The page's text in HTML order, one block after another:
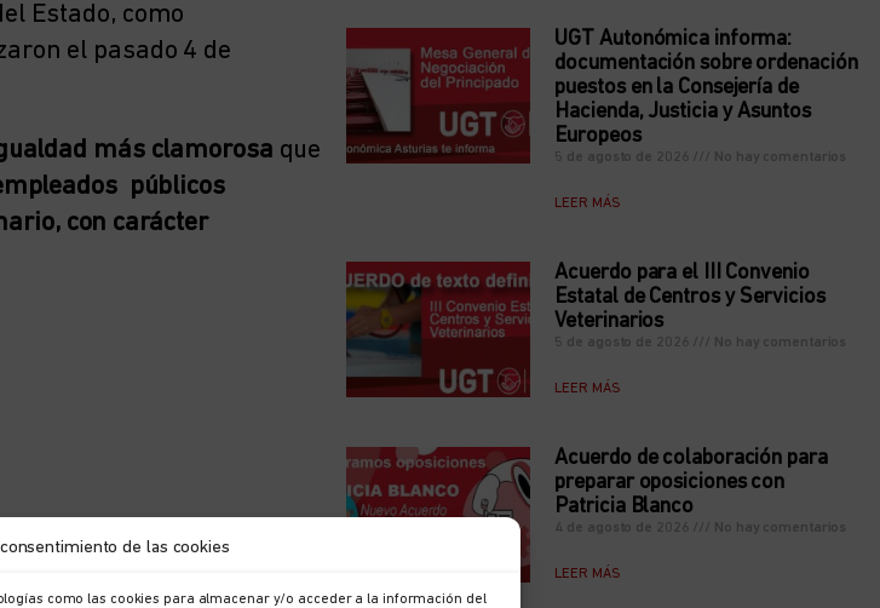
de las cookies
como las cookies para almacenar y/o acceder a la información del
Estado, como
el pasado 4 de
más clamorosa que
públicos
con carácter
UGT Autonómica informa:
documentación sobre ordenación
puestos en la Consejería de
Hacienda, Justicia y Asuntos
Europeos
5 de agosto de 2026 No hay comentarios
LEER MÁS
Acuerdo para el III Convenio
Estatal de Centros y Servicios
Veterinarios
5 de agosto de 2026 No hay comentarios
LEER MÁS
Acuerdo de colaboración para
preparar oposiciones con
Patricia Blanco
4 de agosto de 2026 No hay comentarios
LEER MÁS